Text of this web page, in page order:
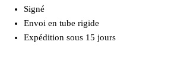
Signé
Envoi en tube rigide
Expédition sous 15 jours